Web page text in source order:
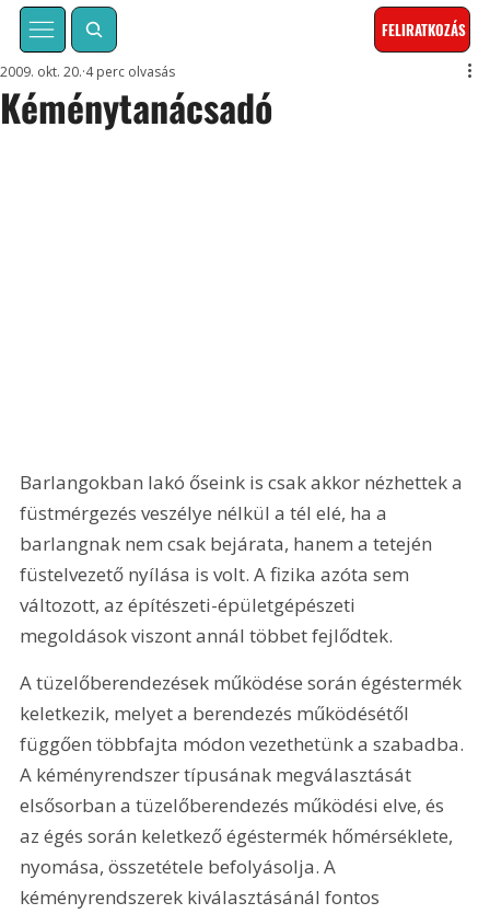
FELIRATKOZÁS
Kéménytanácsadó
2009. okt. 20. 4 perc olvasás
Barlangokban lakó őseink is csak akkor nézhettek a
füstmérgezés veszélye nélkül a tél elé, ha a
barlangnak nem csak bejárata, hanem a tetején
füstelvezető nyílása is volt. A fizika azóta sem
változott, az építészeti-épületgépészeti
megoldások viszont annál többet fejlődtek.
A tüzelőberendezések működése során égéstermék
keletkezik, melyet a berendezés működésétől
függően többfajta módon vezethetünk a szabadba.
A kéményrendszer típusának megválasztását
elsősorban a tüzelőberendezés működési elve, és
az égés során keletkező égéstermék hőmérséklete,
nyomása, összetétele befolyásolja. A
kéményrendszerek kiválasztásánál fontos